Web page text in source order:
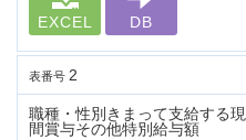
EXCEL DB
表番号 2
職種・性別きまって支給する
間賞与その他特別給与額